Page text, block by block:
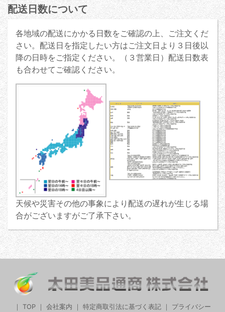
配送日数について
各地域の配送にかかる日数をご確認の上、ご注文くだ
さい。配送日を指定したい方はご注文日より３日後以
降の日時をご指定ください。（３営業日）配送日数表
も合わせてご確認ください。
天候や災害その他の事象により配送の遅れが生じる場
合がございますがご了承下さい。
TOP 会社案内 特定商取引法に基づく表記
プライバシー